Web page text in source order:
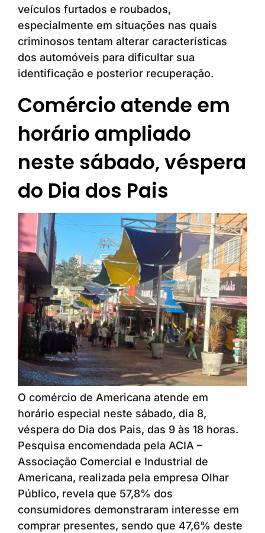
veículos furtados e roubados,
especialmente em situações nas quais
criminosos tentam alterar características
dos automóveis para dificultar sua
identificação e posterior recuperação.
Comércio atende em
horário ampliado
neste sábado, véspera
do Dia dos Pais
O comércio de Americana atende em
horário especial neste sábado, dia 8,
véspera do Dia dos Pais, das 9 às 18 horas.
Pesquisa encomendada pela ACIA –
Associação Comercial e Industrial de
Americana, realizada pela empresa Olhar
Público, revela que 57,8% dos
consumidores demonstraram interesse em
comprar presentes, sendo que 47,6% deste